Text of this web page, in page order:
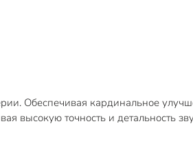
Обеспечивая кардинальное
высокую точность и детальность